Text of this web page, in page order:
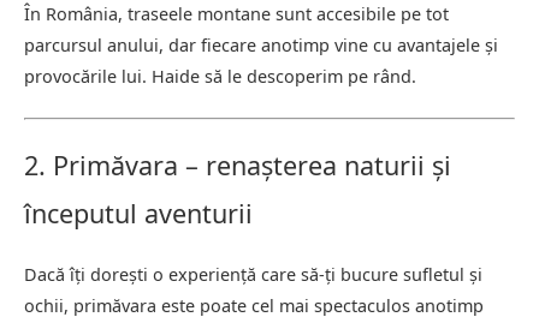
În România, traseele montane sunt accesibile pe tot
parcursul anului, dar fiecare anotimp vine cu avantajele și
provocările lui. Haide să le descoperim pe rând.
2. Primăvara – renașterea naturii și
începutul aventurii
Dacă îți dorești o experiență care să-ți bucure sufletul și
ochii, primăvara este poate cel mai spectaculos anotimp